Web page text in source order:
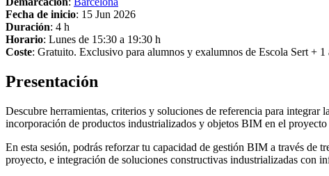
Fecha de inicio: 15 Jun 2026
Duración: 4 h
Horario: Lunes de 15:30 a 19:30 h
Coste: Gratuito. Exclusivo para alumnos y exalumnos de Escola Sert + 1
Presentación
Descubre herramientas, criterios y soluciones de referencia para
incorporación de productos industrializados y objetos BIM en el
En esta sesión, podrás reforzar tu capacidad de gestión BIM a través de
proyecto, e integración de soluciones constructivas industrializadas con